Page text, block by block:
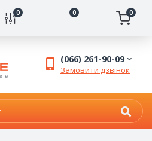
0 0 0
(066) 261-90-09
Замовити дзвінок